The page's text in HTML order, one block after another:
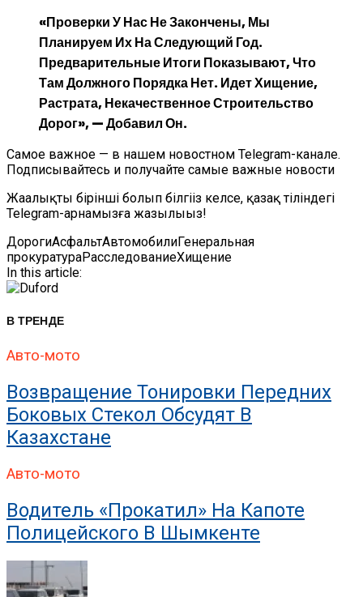
«Проверки У Нас Не Закончены, Мы
Планируем Их На Следующий Год.
Предварительные Итоги Показывают, Что
Там Должного Порядка Нет. Идет Хищение,
Растрата, Некачественное Строительство
Дорог», — Добавил Он.
Самое важное — в нашем новостном Telegram-канале.
Подписывайтесь и получайте самые важные новости
Жаңалықты бірінші болып білгіңіз келсе, қазақ тіліндегі
Telegram-арнамызға жазылыңыз!
ДорогиАсфальтАвтомобилиГенеральная
прокуратураРасследованиеХищение
In this article:
В ТРЕНДЕ
Авто-мото
Возвращение Тонировки Передних
Боковых Стекол Обсудят В
Казахстане
Авто-мото
Водитель «прокатил» На Капоте
Полицейского В Шымкенте